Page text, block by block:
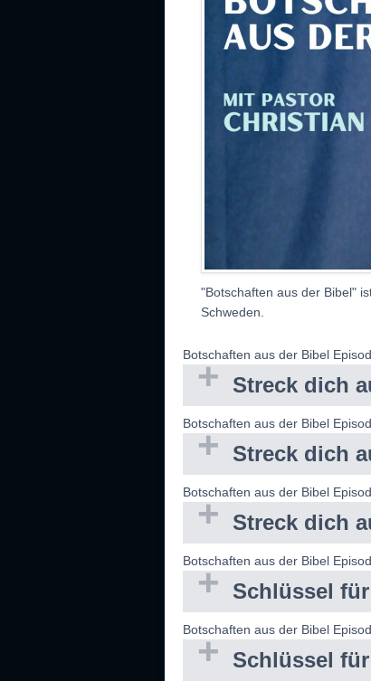
"Botschaften aus der Bibel"
Schweden.
Botschaften aus der Bibel
Streck dich
Botschaften aus der Bibel
Streck dich
Botschaften aus der Bibel
Streck dich
Botschaften aus der Bibel
Schlüssel
Botschaften aus der Bibel
Schlüssel